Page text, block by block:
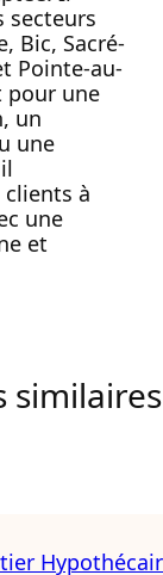
secteurs
Bic, Sacré-
Pointe-au-
pour une
un
une
clients à
une
et
similaires